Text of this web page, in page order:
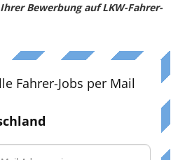
Bewerbung auf LKW-Fahrer-
Fahrer-Jobs per Mail